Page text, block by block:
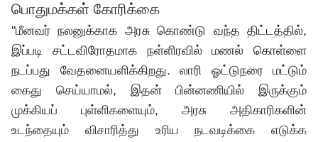
பொதுமக்கள் கோரிக்கை
"மீனவர் நலனுக்காக அரசு கொண்டு வந்த திட்டத்தில்,
இப்படி சட்டவிரோதமாக நள்ளிரவில் மணல் கொள்ளை
நடப்பது வேதனையளிக்கிறது. லாரி ஓட்டுநரை மட்டும்
கைது செய்யாமல், இதன் பின்னணியில் இருக்கும்
முக்கியப் புள்ளிகளையும், அரசு அதிகாரிகளின்
உடந்தையும் விசாரித்து உரிய நடவடிக்கை எடுக்க